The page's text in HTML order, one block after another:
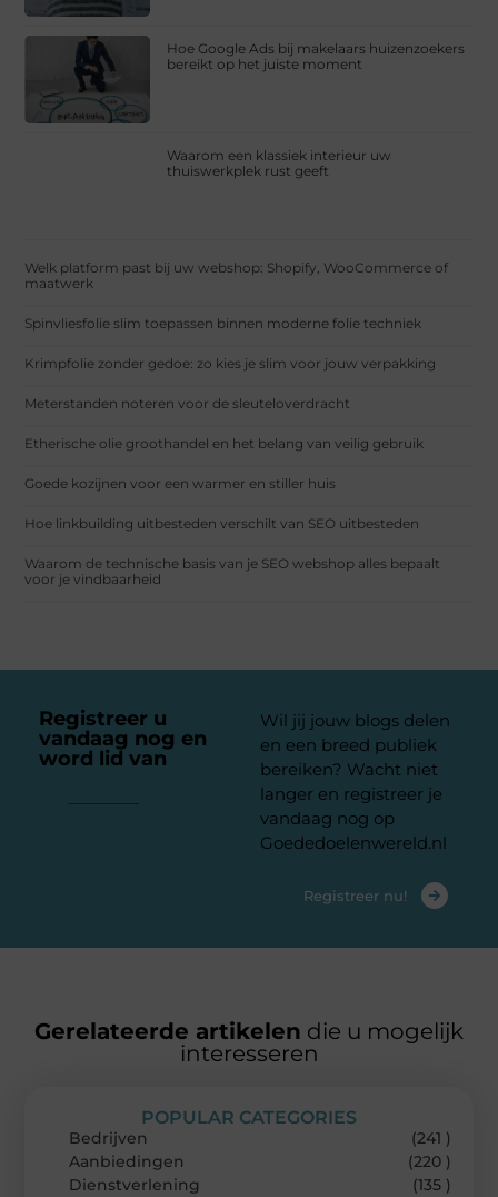
Hoe Google Ads bij makelaars huizenzoekers
bereikt op het juiste moment
Waarom een klassiek interieur uw
thuiswerkplek rust geeft
Welk platform past bij uw webshop: Shopify, WooCommerce of
maatwerk
Spinvliesfolie slim toepassen binnen moderne folie techniek
Krimpfolie zonder gedoe: zo kies je slim voor jouw verpakking
Meterstanden noteren voor de sleuteloverdracht
Etherische olie groothandel en het belang van veilig gebruik
Goede kozijnen voor een warmer en stiller huis
Hoe linkbuilding uitbesteden verschilt van SEO uitbesteden
Waarom de technische basis van je SEO webshop alles bepaalt
voor je vindbaarheid
Registreer u
vandaag nog en
word lid van
Wil jij jouw blogs delen
en een breed publiek
bereiken? Wacht niet
langer en registreer je
vandaag nog op
Goededoelenwereld.nl
Registreer nu!
Gerelateerde artikelen die u mogelijk
interesseren
POPULAR CATEGORIES
Bedrijven
(241 )
Aanbiedingen
(220 )
Dienstverlening
(135 )